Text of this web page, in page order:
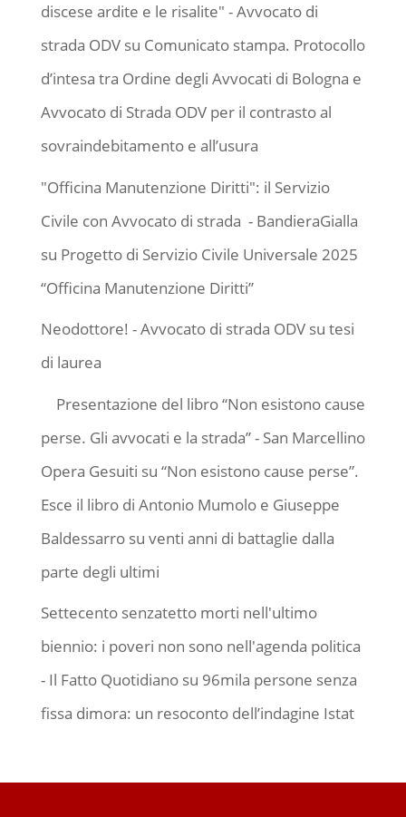
discese ardite e le risalite" - Avvocato di
strada ODVsu Comunicato stampa. Protocollo
d’intesa tra Ordine degli Avvocati di Bologna e
Avvocato di Strada ODV per il contrasto al
sovraindebitamento e all’usura
"Officina Manutenzione Diritti": il Servizio
Civile con Avvocato di strada - BandieraGialla
su Progetto di Servizio Civile Universale 2025
“Officina Manutenzione Diritti”
Neodottore! - Avvocato di strada ODVsu tesi
di laurea
Presentazione del libro “Non esistono cause
perse. Gli avvocati e la strada” - San Marcellino
Opera Gesuiti su “Non esistono cause perse”.
Esce il libro di Antonio Mumolo e Giuseppe
Baldessarro su venti anni di battaglie dalla
parte degli ultimi
Settecento senzatetto morti nell'ultimo
biennio: i poveri non sono nell'agenda politica
- Il Fatto Quotidianosu 96mila persone senza
fissa dimora: un resoconto dell’indagine Istat